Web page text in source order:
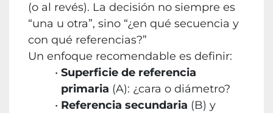
(o al revés). La decisión no siempre es
“una u otra”, sino “¿en qué secuencia y
con qué referencias?”
Un enfoque recomendable es definir:
Superficie de referencia
primaria (A): ¿cara o diámetro?
Referencia secundaria (B) y